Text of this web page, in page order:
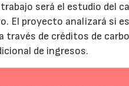
será el estudio del
El proyecto analizará si
través de créditos de
de ingresos.